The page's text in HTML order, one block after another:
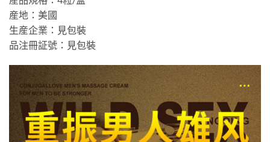
産地：美國
生産企業：見包裝
品注冊証號：見包裝